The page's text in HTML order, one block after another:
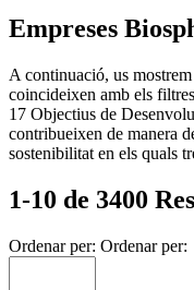
Empreses
A continuació, us
coincideixen amb els
17 Objectius de
contribueixen de manera
sostenibilitat en els quals
1-10 de 3400
Ordenar per: Ordenar per: